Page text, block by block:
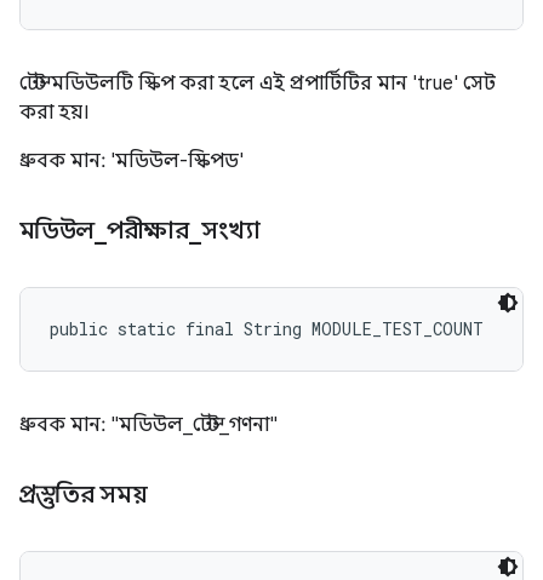
টেস্ট মডিউলটি স্কিপ করা হলে এই প্রপার্টিটির মান 'true' সেট
করা হয়।
ধ্রুবক মান: 'মডিউল-স্কিপড'
মডিউল_ পরীক্ষার_ সংখ্যা
public static final String MODULE_TEST_COUNT
ধ্রুবক মান: "মডিউল_টেস্ট_গণনা"
প্রস্তুতির সময়